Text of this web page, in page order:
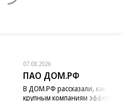
07.08.2026
ПАО ДОМ.РФ
В ДОМ.РФ рассказали, как
крупным компаниям